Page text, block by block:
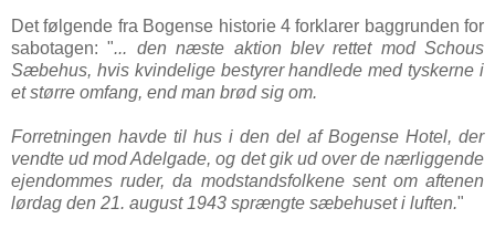
Det følgende fra Bogense historie 4 forklarer baggrunden for
sabotagen: "... den næste aktion blev rettet mod Schous
Sæbehus, hvis kvindelige bestyrer handlede med tyskerne i
et større omfang, end man brød sig om.
Forretningen havde til hus i den del af Bogense Hotel, der
vendte ud mod Adelgade, og det gik ud over de nærliggende
ejendommes ruder, da modstandsfolkene sent om aftenen
lørdag den 21. august 1943 sprængte sæbehuset i luften."